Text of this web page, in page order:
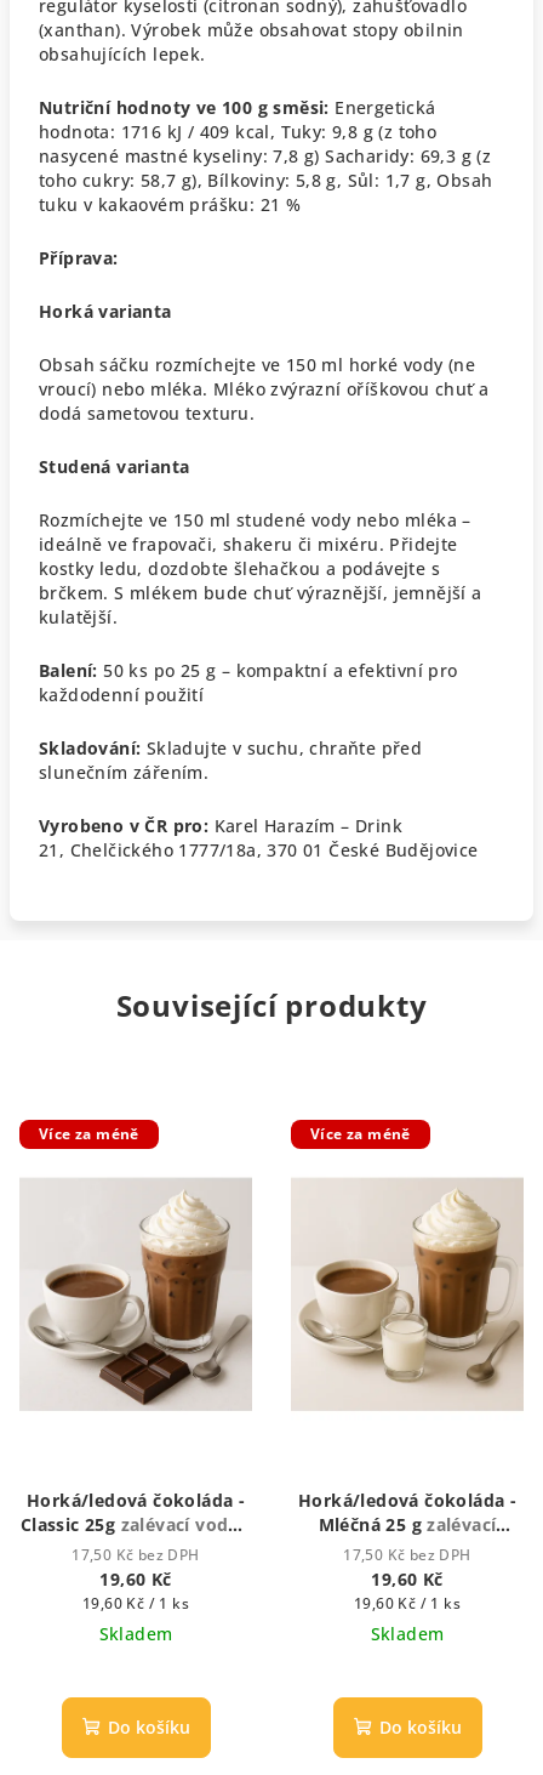
regulátor kyselosti (citronan sodný), zahušťovadlo
(xanthan).Výrobek může obsahovat stopy obilnin
obsahujících lepek.
Nutriční hodnoty ve 100 g směsi: Energetická
hodnota: 1716 kJ / 409 kcal, Tuky: 9,8 g (z toho
nasycené mastné kyseliny:7,8 g)Sacharidy: 69,3 g (z
toho cukry: 58,7 g), Bílkoviny: 5,8 g, Sůl: 1,7 g,Obsah
tuku v kakaovém prášku: 21 %
Příprava:
Horká varianta
Obsah sáčku rozmíchejte ve 150 ml horké vody (ne
vroucí) nebo mléka. Mléko zvýrazní oříškovou chuť a
dodá sametovou texturu.
Studená varianta
Rozmíchejte ve 150 ml studené vody nebo mléka –
ideálně ve frapovači, shakeru či mixéru. Přidejte
kostky ledu, dozdobte šlehačkou a podávejte s
brčkem.S mlékem bude chuť výraznější, jemnější a
kulatější.
Balení:50 ks po 25 g – kompaktní a efektivní pro
každodenní použití
Skladování: Skladujte v suchu, chraňte před
slunečním zářením.
Vyrobeno v ČR pro: Karel Harazím – Drink
21, Chelčického 1777/18a, 370 01 České Budějovice
Související produkty
Více za méně
Horká/ledová čokoláda -
Classic 25g zalévací vodou
či mlékem
17,50 Kč bez DPH
19,60 Kč
Měrná
cena:
19,60 Kč / 1 ks
Skladem
Do košíku
Více za méně
Horká/ledová čokoláda -
Mléčná 25 gzalévací
vodou či mlékem
17,50 Kč bez DPH
19,60 Kč
Měrná
cena:
19,60 Kč / 1 ks
Skladem
Do košíku